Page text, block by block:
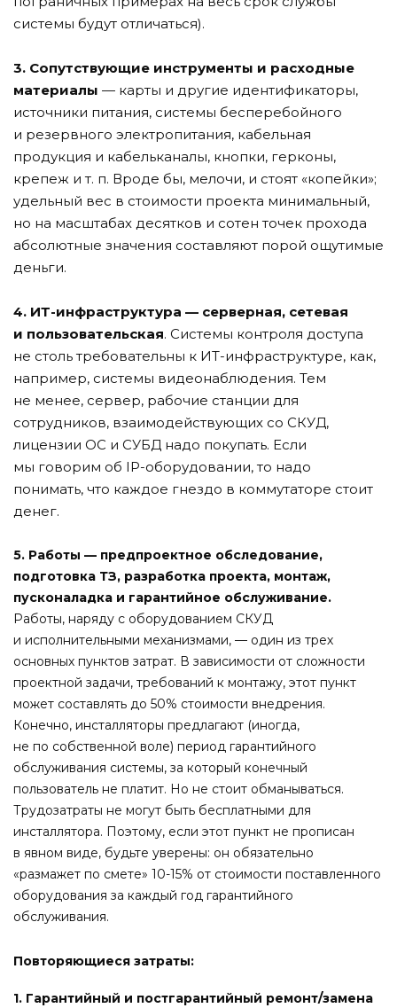
системы будут отличаться).
3. Сопутствующие инструменты и расходные
материалы — карты и другие идентификаторы,
источники питания, системы бесперебойного
и резервного электропитания, кабельная
продукция и кабельканалы, кнопки, герконы,
крепеж и т. п. Вроде бы, мелочи, и стоят «копейки»;
удельный вес в стоимости проекта минимальный,
но на масштабах десятков и сотен точек прохода
абсолютные значения составляют порой ощутимые
деньги.
4. ИТ-инфраструктура — серверная, сетевая
и пользовательская. Системы контроля доступа
не столь требовательны к ИТ-инфраструктуре, как,
например, системы видеонаблюдения. Тем
не менее, сервер, рабочие станции для
сотрудников, взаимодействующих со СКУД,
лицензии ОС и СУБД надо покупать. Если
мы говорим об IP-оборудовании, то надо
понимать, что каждое гнездо в коммутаторе стоит
денег.
5. Работы — предпроектное обследование,
подготовка ТЗ, разработка проекта, монтаж,
пусконаладка и гарантийное обслуживание.
Работы, наряду с оборудованием СКУД
и исполнительными механизмами, — один из трех
основных пунктов затрат. В зависимости от сложности
проектной задачи, требований к монтажу, этот пункт
может составлять до 50% стоимости внедрения.
Конечно, инсталляторы предлагают (иногда,
не по собственной воле) период гарантийного
обслуживания системы, за который конечный
пользователь не платит. Но не стоит обманываться.
Трудозатраты не могут быть бесплатными для
инсталлятора. Поэтому, если этот пункт не прописан
в явном виде, будьте уверены: он обязательно
«размажет по смете» 10-15% от стоимости поставленного
оборудования за каждый год гарантийного
обслуживания.
Повторяющиеся затраты:
1. Гарантийный и постгарантийный ремонт/замена